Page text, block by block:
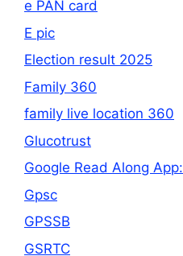
e PAN card
E pic
Election result 2025
Family 360
family live location 360
Glucotrust
Google Read Along App:
Gpsc
GPSSB
GSRTC